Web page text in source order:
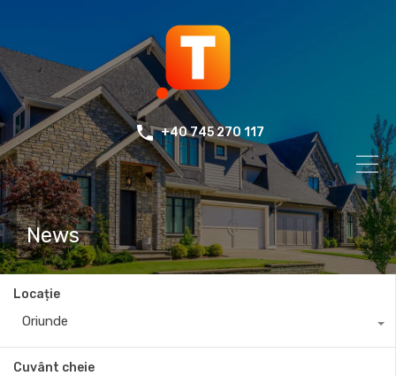
+40 745 270 117
News
Locație
Oriunde
Cuvânt cheie